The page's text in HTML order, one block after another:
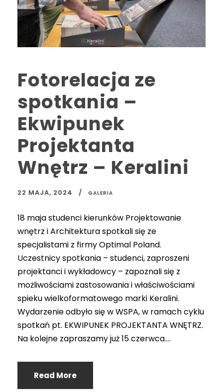
Fotorelacja ze
spotkania –
Ekwipunek
Projektanta
Wnętrz – Keralini
22 MAJA, 2024 GALERIA
18 maja studenci kierunków Projektowanie
wnętrz i Architektura spotkali się ze
specjalistami z firmy Optimal Poland.
Uczestnicy spotkania – studenci, zaproszeni
projektanci i wykładowcy – zapoznali się z
możliwościami zastosowania i właściwościami
spieku wielkoformatowego marki Keralini.
Wydarzenie odbyło się w WSPA, w ramach cyklu
spotkań pt. EKWIPUNEK PROJEKTANTA WNĘTRZ.
Na kolejne zapraszamy już 15 czerwca....
Read More